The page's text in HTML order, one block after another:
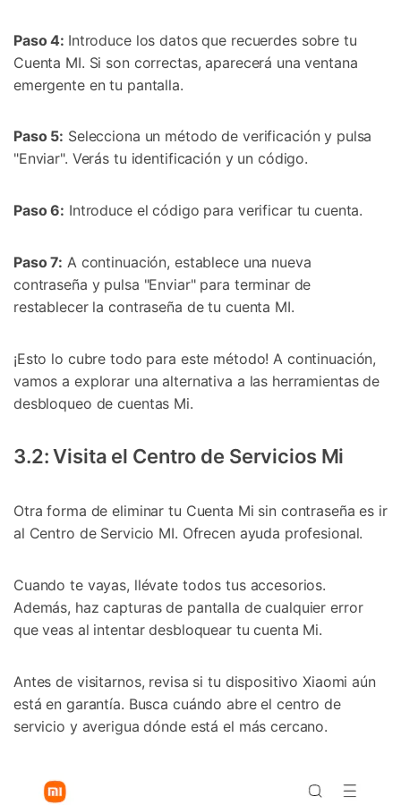
Paso 4: Introduce los datos que recuerdes sobre tu
Cuenta MI. Si son correctas, aparecerá una ventana
emergente en tu pantalla.
Paso 5: Selecciona un método de verificación y pulsa
"Enviar". Verás tu identificación y un código.
Paso 6: Introduce el código para verificar tu cuenta.
Paso 7: A continuación, establece una nueva
contraseña y pulsa "Enviar" para terminar de
restablecer la contraseña de tu cuenta MI.
¡Esto lo cubre todo para este método! A continuación,
vamos a explorar una alternativa a las herramientas de
desbloqueo de cuentas Mi.
3.2: Visita el Centro de Servicios Mi
Otra forma de eliminar tu Cuenta Mi sin contraseña es ir
al Centro de Servicio MI. Ofrecen ayuda profesional.
Cuando te vayas, llévate todos tus accesorios.
Además, haz capturas de pantalla de cualquier error
que veas al intentar desbloquear tu cuenta Mi.
Antes de visitarnos, revisa si tu dispositivo Xiaomi aún
está en garantía. Busca cuándo abre el centro de
servicio y averigua dónde está el más cercano.